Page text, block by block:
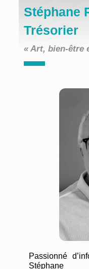
Stéphane
Trésorier
« Art, bien-être
Passionné
Stéphane